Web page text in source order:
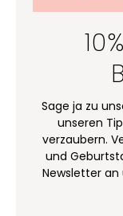
Sage ja zu
unseren
verzaubern.
und
Newsletter an